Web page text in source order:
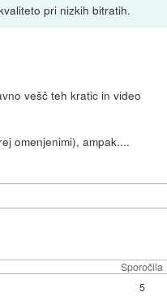
pri nizkih bitratih.
vešč teh kratic in video
omenjenimi), ampak....
Sporočila
5